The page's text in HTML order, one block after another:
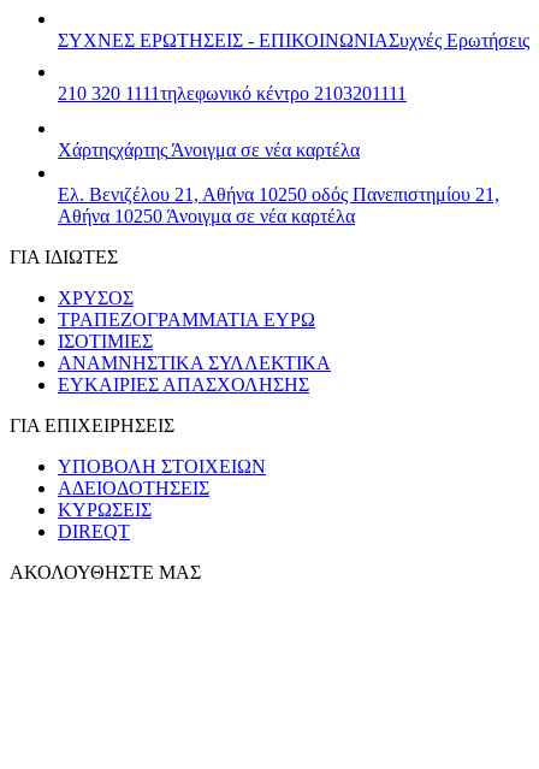
ΣΥΧΝΕΣ ΕΡΩΤΗΣΕΙΣ - ΕΠΙΚΟΙΝΩΝΙΑΣυχνές Ερωτήσεις
210 320 1111τηλεφωνικό κέντρο 2103201111
Χάρτηςχάρτης Άνοιγμα σε νέα καρτέλα
Ελ. Βενιζέλου 21, Αθήνα 10250 οδός Πανεπιστημίου 21,
Αθήνα 10250 Άνοιγμα σε νέα καρτέλα
ΓΙΑ ΙΔΙΩΤΕΣ
ΧΡΥΣΟΣ
ΤΡΑΠΕΖΟΓΡΑΜΜΑΤΙΑ ΕΥΡΩ
ΙΣΟΤΙΜΙΕΣ
ΑΝΑΜΝΗΣΤΙΚΑ ΣΥΛΛΕΚΤΙΚΑ
ΕΥΚΑΙΡΙΕΣ ΑΠΑΣΧΟΛΗΣΗΣ
ΓΙΑ ΕΠΙΧΕΙΡΗΣΕΙΣ
ΥΠΟΒΟΛΗ ΣΤΟΙΧΕΙΩΝ
ΑΔΕΙΟΔΟΤΗΣΕΙΣ
ΚΥΡΩΣΕΙΣ
DIREQT
ΑΚΟΛΟΥΘΗΣΤΕ ΜΑΣ